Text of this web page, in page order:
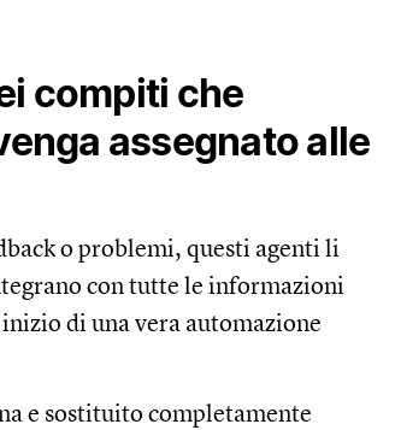
compiti che
assegnato alle
o problemi, questi agenti li
con tutte le informazioni
di una vera automazione
e sostituito completamente